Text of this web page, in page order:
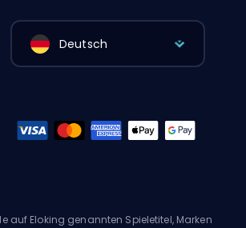
Deutsch
auf Eloking genannten Spieletitel, Marken